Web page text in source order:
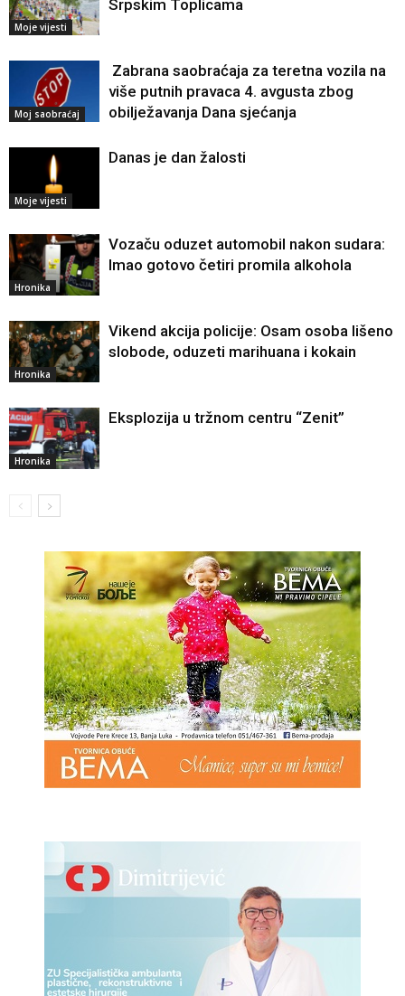
Moje vijesti
Srpskim Toplicama
Moj saobraćaj
Zabrana saobraćaja za teretna vozila na
više putnih pravaca 4. avgusta zbog
obilježavanja Dana sjećanja
Moje vijesti
Danas je dan žalosti
Hronika
Vozaču oduzet automobil nakon sudara:
Imao gotovo četiri promila alkohola
Hronika
Vikend akcija policije: Osam osoba lišeno
slobode, oduzeti marihuana i kokain
Hronika
Eksplozija u tržnom centru “Zenit”